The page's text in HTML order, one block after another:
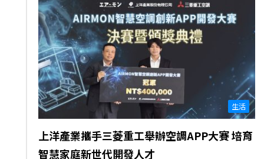
生活
上洋產業攜手三菱重工舉辦空調APP大賽 培育
智慧家庭新世代開發人才